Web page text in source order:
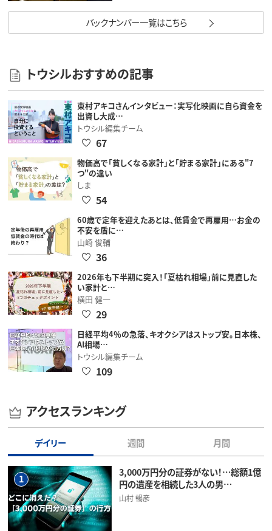
バックナンバー一覧はこちら
トウシルおすすめの記事
東村アキコさんインタビュー：実写化映画に自ら資金を
出資し大成…
トウシル編集チーム
67
物価高で「貧しくなる家計」と「貯まる家計」にある"7
つ"の違い
しま
54
60歳で定年を迎えたあとは、低賃金で再雇用…お金の
不安を盾に…
山崎 俊輔
36
2026年も下半期に突入！「夏枯れ相場」前に見直した
い家計と…
横田 健一
29
日経平均4％の急落、キオクシアはストップ安。日本株、
AI相場…
トウシル編集チーム
109
アクセスランキング
デイリー 週間 月間
1
3,000万円分の証券がない！…総額1億
円の遺産を相続した3人の男…
山村 暢彦